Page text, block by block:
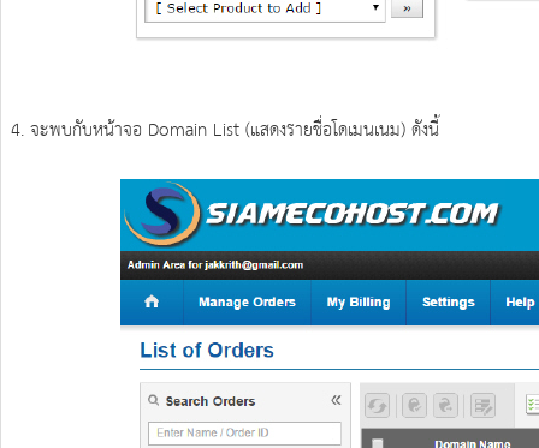
4. จะพบกับหน้าจอ Domain List (แสดงรายชื่อโดเมนเนม) ดังนี้